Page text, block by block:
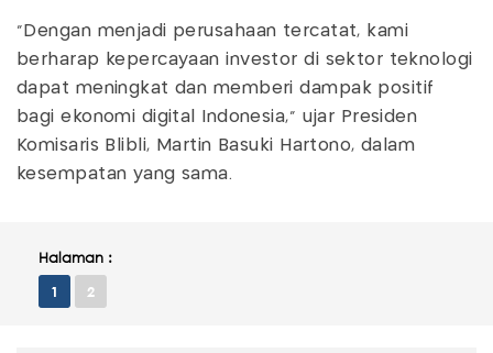
“Dengan menjadi perusahaan tercatat, kami
berharap kepercayaan investor di sektor teknologi
dapat meningkat dan memberi dampak positif
bagi ekonomi digital Indonesia,” ujar Presiden
Komisaris Blibli, Martin Basuki Hartono, dalam
kesempatan yang sama.
Halaman :
1 2